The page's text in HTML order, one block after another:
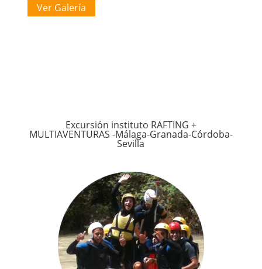
Ver Galería
Excursión instituto RAFTING +
MULTIAVENTURAS -Málaga-Granada-Córdoba-
Sevilla